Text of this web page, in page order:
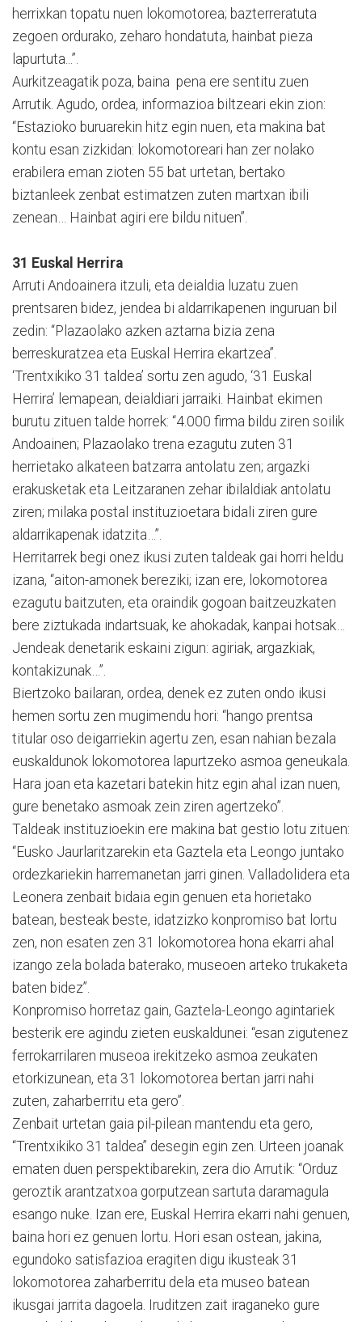
herrixkan topatu nuen lokomotorea; bazterreratuta
zegoen ordurako, zeharo hondatuta, hainbat pieza
lapurtuta...”.
Aurkitzeagatik poza, baina pena ere sentitu zuen
Arrutik. Agudo, ordea, informazioa biltzeari ekin zion:
“Estazioko buruarekin hitz egin nuen, eta makina bat
kontu esan zizkidan: lokomotoreari han zer nolako
erabilera eman zioten 55 bat urtetan, bertako
biztanleek zenbat estimatzen zuten martxan ibili
zenean… Hainbat agiri ere bildu nituen”.
31 Euskal Herrira
Arruti Andoainera itzuli, eta deialdia luzatu zuen
prentsaren bidez, jendea bi aldarrikapenen inguruan bil
zedin: “Plazaolako azken aztarna bizia zena
berreskuratzea eta Euskal Herrira ekartzea”.
‘Trentxikiko 31 taldea’ sortu zen agudo, ‘31 Euskal
Herrira’ lemapean, deialdiari jarraiki. Hainbat ekimen
burutu zituen talde horrek: “4.000 firma bildu ziren soilik
Andoainen; Plazaolako trena ezagutu zuten 31
herrietako alkateen batzarra antolatu zen; argazki
erakusketak eta Leitzaranen zehar ibilaldiak antolatu
ziren; milaka postal instituzioetara bidali ziren gure
aldarrikapenak idatzita…”.
Herritarrek begi onez ikusi zuten taldeak gai horri heldu
izana, “aiton-amonek bereziki; izan ere, lokomotorea
ezagutu baitzuten, eta oraindik gogoan baitzeuzkaten
bere ziztukada indartsuak, ke ahokadak, kanpai hotsak…
Jendeak denetarik eskaini zigun: agiriak, argazkiak,
kontakizunak…”.
Biertzoko bailaran, ordea, denek ez zuten ondo ikusi
hemen sortu zen mugimendu hori: “hango prentsa
titular oso deigarriekin agertu zen, esan nahian bezala
euskaldunok lokomotorea lapurtzeko asmoa geneukala.
Hara joan eta kazetari batekin hitz egin ahal izan nuen,
gure benetako asmoak zein ziren agertzeko”.
Taldeak instituzioekin ere makina bat gestio lotu zituen:
“Eusko Jaurlaritzarekin eta Gaztela eta Leongo juntako
ordezkariekin harremanetan jarri ginen. Valladolidera eta
Leonera zenbait bidaia egin genuen eta horietako
batean, besteak beste, idatzizko konpromiso bat lortu
zen, non esaten zen 31 lokomotorea hona ekarri ahal
izango zela bolada baterako, museoen arteko trukaketa
baten bidez”.
Konpromiso horretaz gain, Gaztela-Leongo agintariek
besterik ere agindu zieten euskaldunei: “esan zigutenez
ferrokarrilaren museoa irekitzeko asmoa zeukaten
etorkizunean, eta 31 lokomotorea bertan jarri nahi
zuten, zaharberritu eta gero”.
Zenbait urtetan gaia pil-pilean mantendu eta gero,
“Trentxikiko 31 taldea” desegin egin zen. Urteen joanak
ematen duen perspektibarekin, zera dio Arrutik: “Orduz
geroztik arantzatxoa gorputzean sartuta daramagula
esango nuke. Izan ere, Euskal Herrira ekarri nahi genuen,
baina hori ez genuen lortu. Hori esan ostean, jakina,
egundoko satisfazioa eragiten digu ikusteak 31
lokomotorea zaharberritu dela eta museo batean
ikusgai jarrita dagoela. Iruditzen zait iraganeko gure